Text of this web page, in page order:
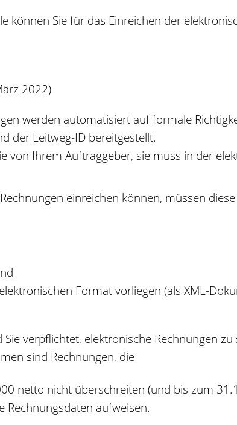
können Sie für das Einreichen der
2022)
werden automatisiert auf formale
der Leitweg-ID bereitgestellt.
von Ihrem Auftraggeber, sie muss in der
einreichen können, müssen
Format vorliegen (als XML-
Sie verpflichtet, elektronische Rechnungen
sind Rechnungen, die
netto nicht überschreiten (und bis zum
Rechnungsdaten aufweisen.